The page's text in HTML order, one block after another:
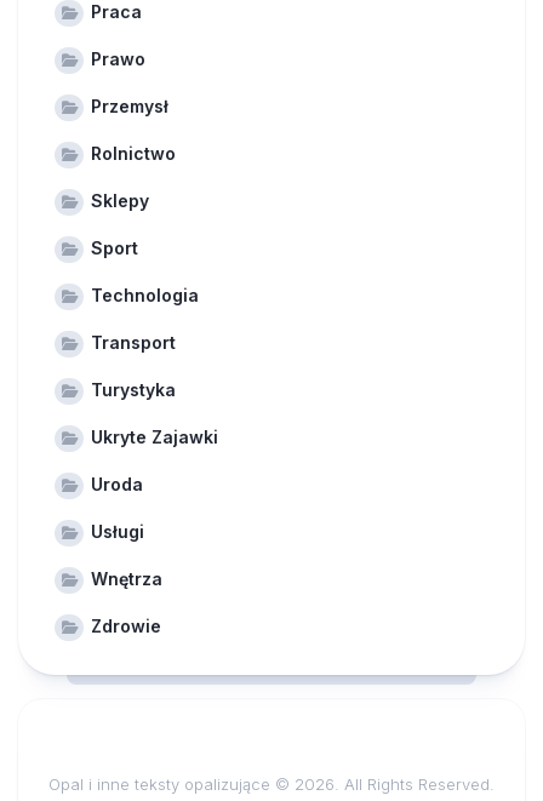
Praca
Prawo
Przemysł
Rolnictwo
Sklepy
Sport
Technologia
Transport
Turystyka
Ukryte Zajawki
Uroda
Usługi
Wnętrza
Zdrowie
Opal i inne teksty opalizujące © 2026. All Rights Reserved.